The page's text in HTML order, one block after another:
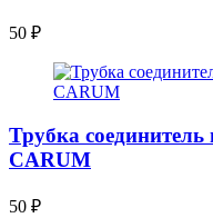
50 ₽
Трубка
CARUM
50 ₽